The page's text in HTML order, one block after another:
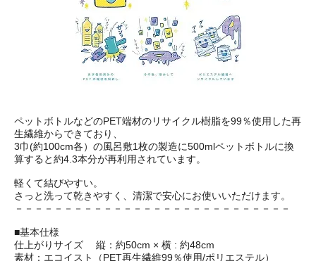
ペットボトルなどのPET端材のリサイクル樹脂を99％使用した再
生繊維からできており、
3巾(約100cm各）の風呂敷1枚の製造に500mlペットボトルに換
算すると約4.3本分が再利用されています。
軽くて結びやすい。
さっと洗って乾きやすく、清潔で安心にお使いいただけます。
－－－－－－－－－－－－－－－－－－－－－－－－－－－－
■基本仕様
仕上がりサイズ 縦：約50cm × 横 : 約48cm
素材：エコイスト（PET再生繊維99％使用/ポリエステル）